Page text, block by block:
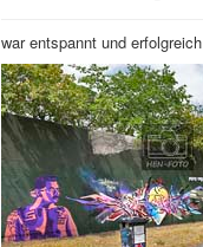
war entspannt und erfolgreich